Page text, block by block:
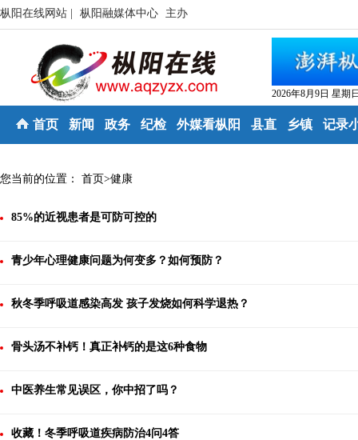
枞阳在线网站 | 枞阳融媒体中心 主办
2026年8月9日 星期
首页 新闻 政务 纪检 外媒看枞阳 县直 乡镇 记录
您当前的位置： 首页>健康
85%的近视患者是可防可控的
青少年心理健康问题为何变多？如何预防？
秋冬季呼吸道感染高发 孩子发烧如何科学退热？
骨头汤不补钙！真正补钙的是这6种食物
中医养生常见误区，你中招了吗？
收藏！冬季呼吸道疾病防治4问4答